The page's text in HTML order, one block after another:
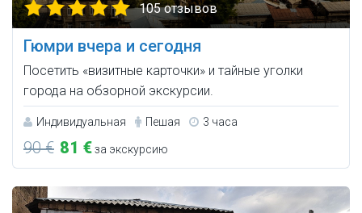
105 отзывов
Гюмри вчера и сегодня
Посетить «визитные карточки» и тайные уголки
города на обзорной экскурсии.
Индивидуальная Пешая 3 часа
90 € 81 €за экскурсию